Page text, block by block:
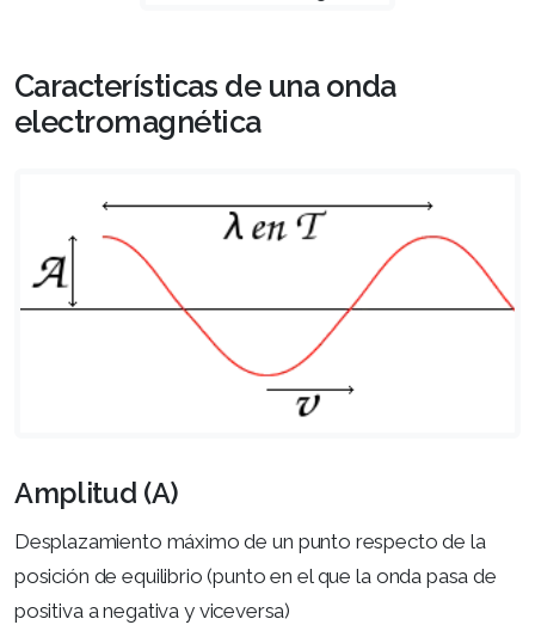
Características de una onda
electromagnética
Amplitud (A)
Desplazamiento máximo de un punto respecto de la
posición de equilibrio (punto en el que la onda pasa de
positiva a negativa y viceversa)